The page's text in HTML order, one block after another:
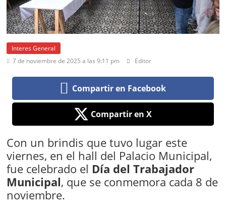
Interes General
7 de noviembre de 2025 a las 9:11 pm
Editor
Compartir en Facebook
Compartir en X
Con un brindis que tuvo lugar este
viernes, en el hall del Palacio Municipal,
fue celebrado el Día del Trabajador
Municipal, que se conmemora cada 8 de
noviembre.